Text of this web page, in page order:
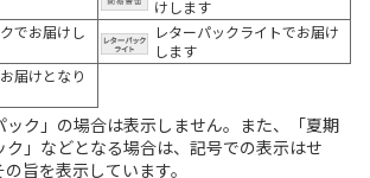
けします
でお届けし
レターパックライトでお届け
します
届けとなり
ック」の場合は表示しません。また、「夏期
ク」などとなる場合は、記号での表示はせ
旨を表示しています。